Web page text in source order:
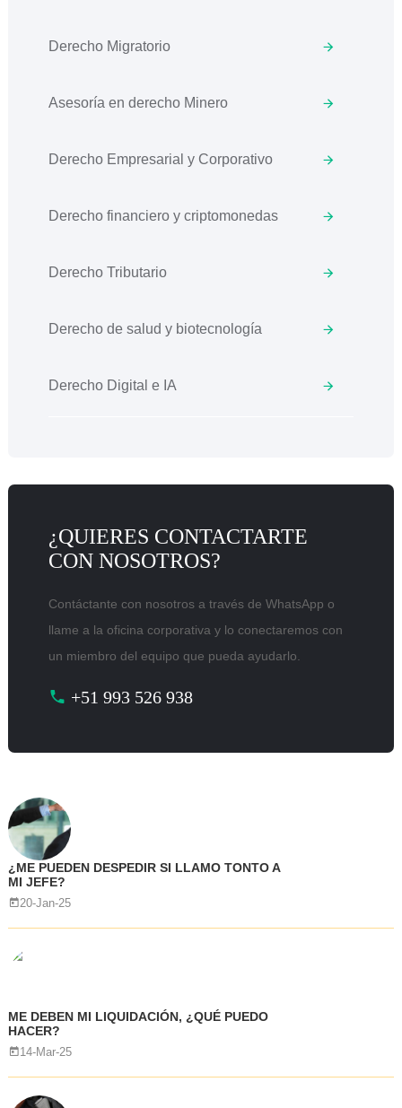
Derecho Migratorio
Asesoría en derecho Minero
Derecho Empresarial y Corporativo
Derecho financiero y criptomonedas
Derecho Tributario
Derecho de salud y biotecnología
Derecho Digital e IA
¿QUIERES CONTACTARTE
CON NOSOTROS?
Contáctante con nosotros a través de WhatsApp o
llame a la oficina corporativa y lo conectaremos con
un miembro del equipo que pueda ayudarlo.
+51 993 526 938
¿ME PUEDEN DESPEDIR SI LLAMO TONTO A
MI JEFE?
20-Jan-25
ME DEBEN MI LIQUIDACIÓN, ¿QUÉ PUEDO
HACER?
14-Mar-25